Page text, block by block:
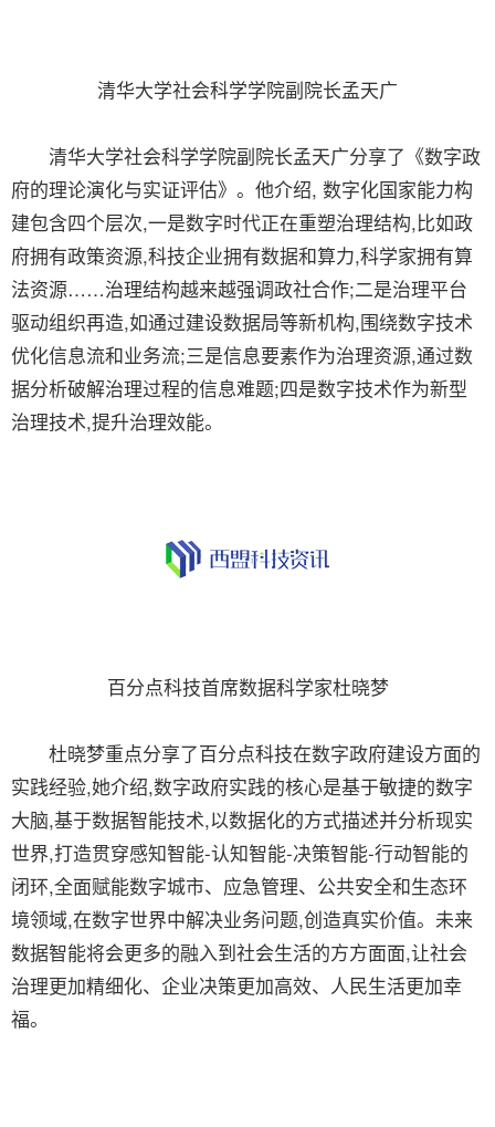
清华大学社会科学学院副院长孟天广
清华大学社会科学学院副院长孟天广分享了《数字政
府的理论演化与实证评估》。他介绍, 数字化国家能力构
建包含四个层次,一是数字时代正在重塑治理结构,比如政
府拥有政策资源,科技企业拥有数据和算力,科学家拥有算
法资源……治理结构越来越强调政社合作;二是治理平台
驱动组织再造,如通过建设数据局等新机构,围绕数字技术
优化信息流和业务流;三是信息要素作为治理资源,通过数
据分析破解治理过程的信息难题;四是数字技术作为新型
治理技术,提升治理效能。
百分点科技首席数据科学家杜晓梦
杜晓梦重点分享了百分点科技在数字政府建设方面的
实践经验,她介绍,数字政府实践的核心是基于敏捷的数字
大脑,基于数据智能技术,以数据化的方式描述并分析现实
世界,打造贯穿感知智能-认知智能-决策智能-行动智能的
闭环,全面赋能数字城市、应急管理、公共安全和生态环
境领域,在数字世界中解决业务问题,创造真实价值。未来
数据智能将会更多的融入到社会生活的方方面面,让社会
治理更加精细化、企业决策更加高效、人民生活更加幸
福。